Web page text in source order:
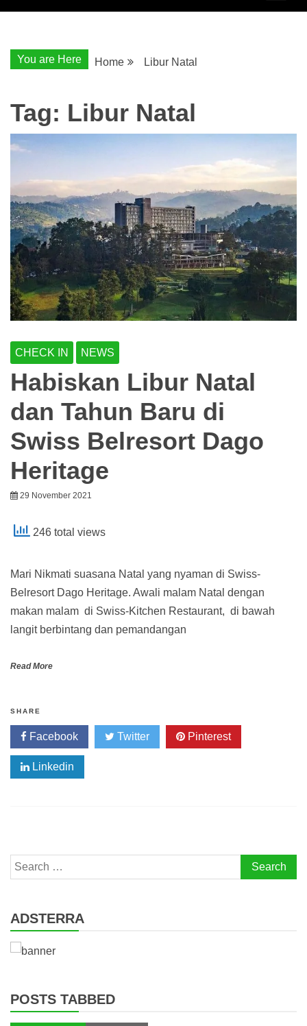
You are Here Home Libur Natal
Tag: Libur Natal
CHECK IN NEWS
Habiskan Libur Natal
dan Tahun Baru di
Swiss Belresort Dago
Heritage
29 November 2021
246 total views
Mari Nikmati suasana Natal yang nyaman di Swiss-
Belresort Dago Heritage. Awali malam Natal dengan
makan malam di Swiss-Kitchen Restaurant, di bawah
langit berbintang dan pemandangan
Read More
SHARE
Facebook Twitter Pinterest
Linkedin
Search
for:
ADSTERRA
POSTS TABBED